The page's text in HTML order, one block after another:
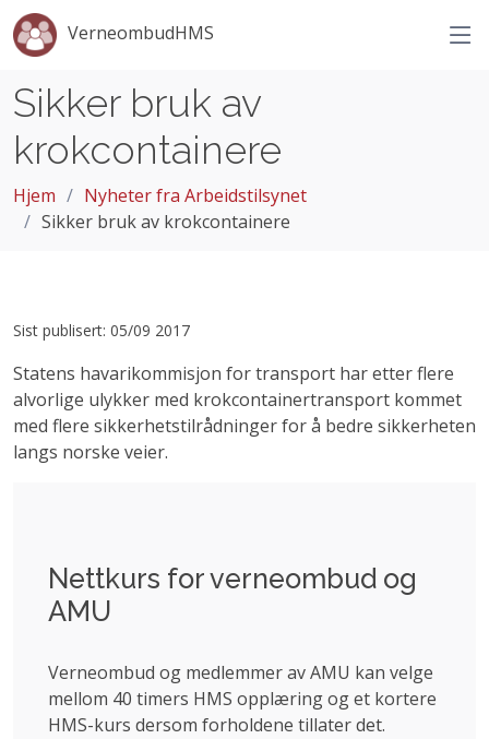
VerneombudHMS
Sikker bruk av
krokcontainere
Hjem
Nyheter fra Arbeidstilsynet
Sikker bruk av krokcontainere
Sist publisert: 05/09 2017
Statens havarikommisjon for transport har etter flere
alvorlige ulykker med krokcontainertransport kommet
med flere sikkerhetstilrådninger for å bedre sikkerheten
langs norske veier.
Nettkurs for verneombud og
AMU
Verneombud og medlemmer av AMU kan velge
mellom 40 timers HMS opplæring og et kortere
HMS-kurs dersom forholdene tillater det.